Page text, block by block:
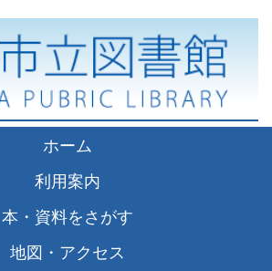
ホーム
利用案内
本・資料をさがす
地図・アクセス